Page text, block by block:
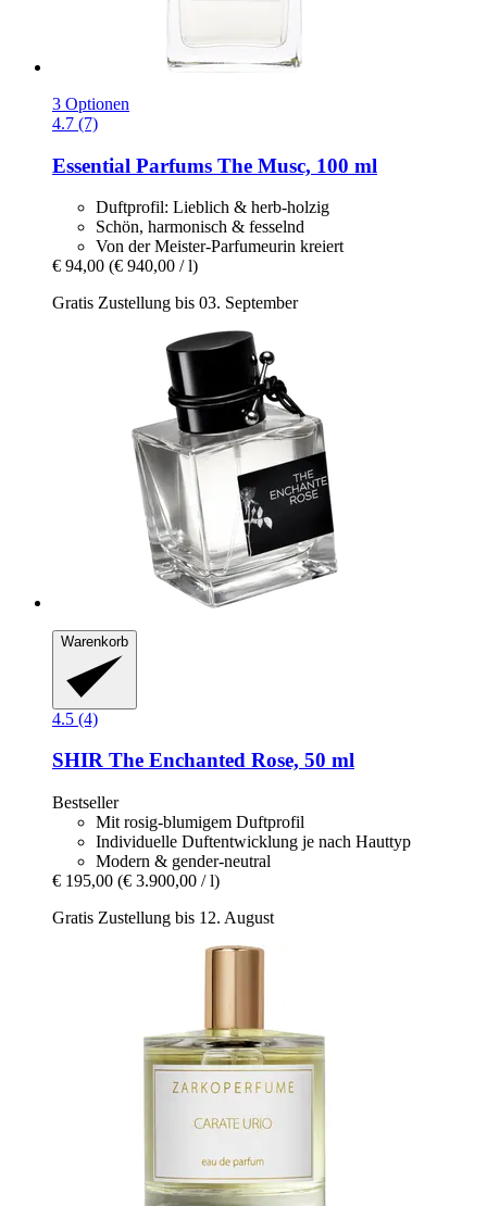
3 Optionen
4.7 (7)
Essential Parfums The Musc, 100 ml
Duftprofil: Lieblich & herb-holzig
Schön, harmonisch & fesselnd
Von der Meister-Parfumeurin kreiert
€ 94,00 (€ 940,00 / l)
Gratis Zustellung bis 03. September
Warenkorb
4.5 (4)
SHIR The Enchanted Rose, 50 ml
Bestseller
Mit rosig-blumigem Duftprofil
Individuelle Duftentwicklung je nach Hauttyp
Modern & gender-neutral
€ 195,00 (€ 3.900,00 / l)
Gratis Zustellung bis 12. August